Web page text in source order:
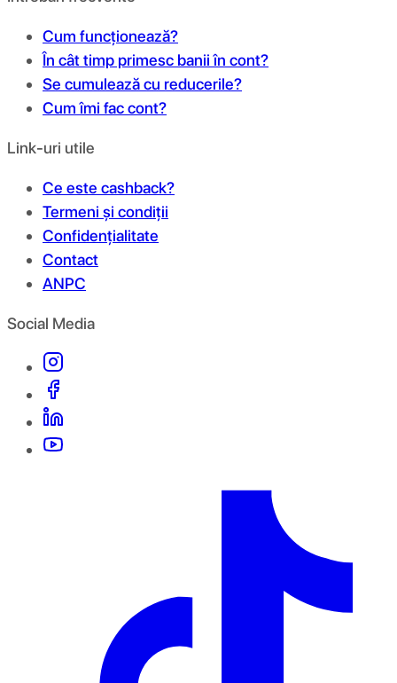
Cum funcționează?
În cât timp primesc banii în cont?
Se cumulează cu reducerile?
Cum îmi fac cont?
Link-uri utile
Ce este cashback?
Termeni și condiții
Confidențialitate
Contact
ANPC
Social Media